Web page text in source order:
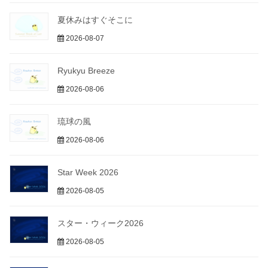
夏休みはすぐそこに
2026-08-07
Ryukyu Breeze
2026-08-06
琉球の風
2026-08-06
Star Week 2026
2026-08-05
スター・ウィーク2026
2026-08-05